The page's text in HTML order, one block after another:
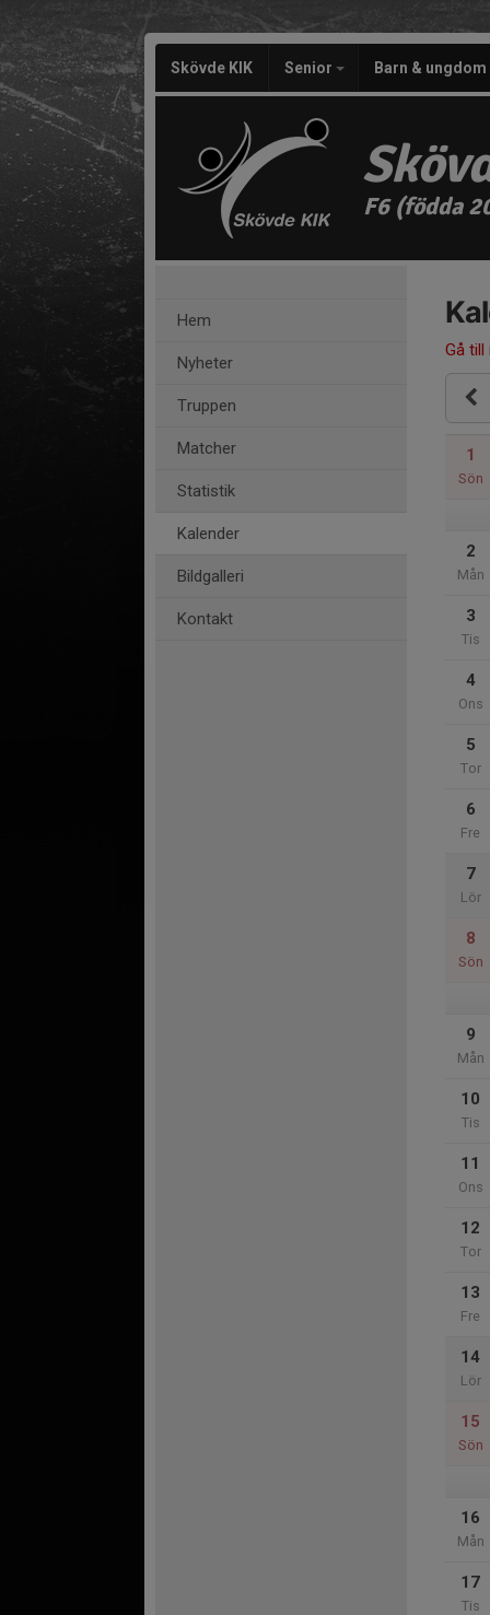
Skövde KIK Senior Barn & ungdom
F6 (födda
Hem
Nyheter
Truppen
Matcher
Statistik
Kalender
Bildgalleri
Kontakt
Gå till
1
Sön
2
Mån
3
Tis
4
Ons
5
Tor
6
Fre
7
Lör
8
Sön
9
Mån
10
Tis
11
Ons
12
Tor
13
Fre
14
Lör
15
Sön
16
Mån
17
Tis